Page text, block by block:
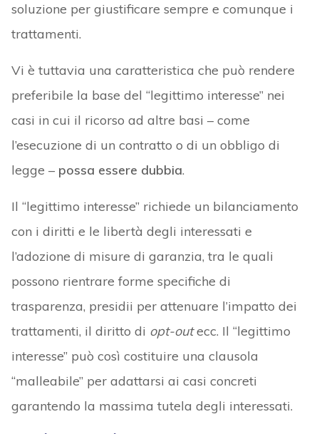
soluzione per giustificare sempre e comunque i
trattamenti.
Vi è tuttavia una caratteristica che può rendere
preferibile la base del “legittimo interesse” nei
casi in cui il ricorso ad altre basi – come
l’esecuzione di un contratto o di un obbligo di
legge – possa essere dubbia.
Il “legittimo interesse” richiede un bilanciamento
con i diritti e le libertà degli interessati e
l’adozione di misure di garanzia, tra le quali
possono rientrare forme specifiche di
trasparenza, presidii per attenuare l’impatto dei
trattamenti, il diritto di opt-outecc. Il “legittimo
interesse” può così costituire una clausola
“malleabile” per adattarsi ai casi concreti
garantendo la massima tutela degli interessati.